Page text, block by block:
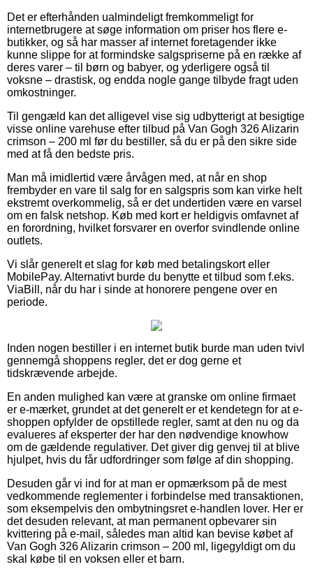
Det er efterhånden ualmindeligt fremkommeligt for
internetbrugere at søge information om priser hos flere e-
butikker, og så har masser af internet foretagender ikke
kunne slippe for at formindske salgspriserne på en række af
deres varer – til børn og babyer, og yderligere også til
voksne – drastisk, og endda nogle gange tilbyde fragt uden
omkostninger.
Til gengæld kan det alligevel vise sig udbytterigt at besigtige
visse online varehuse efter tilbud på Van Gogh 326 Alizarin
crimson – 200 ml før du bestiller, så du er på den sikre side
med at få den bedste pris.
Man må imidlertid være årvågen med, at når en shop
frembyder en vare til salg for en salgspris som kan virke helt
ekstremt overkommelig, så er det undertiden være en varsel
om en falsk netshop. Køb med kort er heldigvis omfavnet af
en forordning, hvilket forsvarer en overfor svindlende online
outlets.
Vi slår generelt et slag for køb med betalingskort eller
MobilePay. Alternativt burde du benytte et tilbud som f.eks.
ViaBill, når du har i sinde at honorere pengene over en
periode.
Inden nogen bestiller i en internet butik burde man uden tvivl
gennemgå shoppens regler, det er dog gerne et
tidskrævende arbejde.
En anden mulighed kan være at granske om online firmaet
er e-mærket, grundet at det generelt er et kendetegn for at e-
shoppen opfylder de opstillede regler, samt at den nu og da
evalueres af eksperter der har den nødvendige knowhow
om de gældende regulativer. Det giver dig genvej til at blive
hjulpet, hvis du får udfordringer som følge af din shopping.
Desuden går vi ind for at man er opmærksom på de mest
vedkommende reglementer i forbindelse med transaktionen,
som eksempelvis den ombytningsret e-handlen lover. Her er
det desuden relevant, at man permanent opbevarer sin
kvittering på e-mail, således man altid kan bevise købet af
Van Gogh 326 Alizarin crimson – 200 ml, ligegyldigt om du
skal købe til en voksen eller et barn.